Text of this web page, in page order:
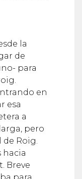
la
de
para
en
esa
a
pero
Roig.
hacia
Breve